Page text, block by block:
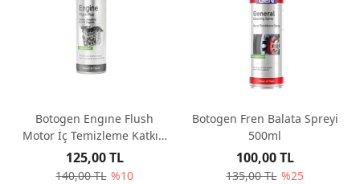
Botogen Engıne Flush
Motor İç Temizleme Katkısı
300ml
140,00 TL %10
125,00 TL
Botogen Fren Balata Spreyi
500ml
135,00 TL %25
100,00 TL